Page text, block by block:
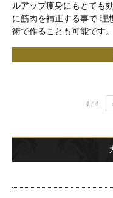
ルアップ痩身にもとても
に筋肉を補正する事で 理
術で作ることも可能です
4 / 4